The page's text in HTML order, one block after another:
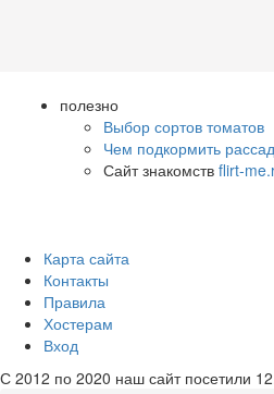
полезно
Выбор сортов томатов
Чем подкормить
Сайт знакомств flirt-
Карта сайта
Контакты
Правила
Хостерам
Вход
С 2012 по 2020 наш сайт посетили